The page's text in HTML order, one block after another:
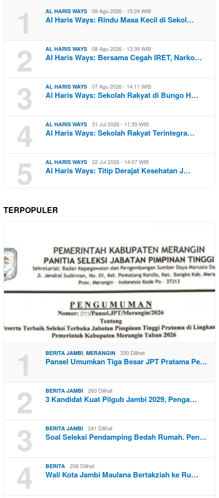
1 AL HARIS WAYS 09 Agu 2026 - 15:24 WIB
Al Haris Ways: Rindu Masa Kecil di Sekol…
2 AL HARIS WAYS 08 Agu 2026 - 13:39 WIB
Al Haris Ways: Bersama Cegah IRET, Narko…
3 AL HARIS WAYS 07 Agu 2026 - 14:11 WIB
Al Haris Ways: Sekolah Rakyat di Bungo H…
4 AL HARIS WAYS 31 Jul 2026 - 11:35 WIB
Al Haris Ways: Sekolah Rakyat Terintegra…
5 AL HARIS WAYS 22 Jul 2026 - 14:07 WIB
Al Haris Ways: Titip Derajat Kesehatan J…
TERPOPULER
1 BERITA JAMBI, MERANGIN 330 Dilihat
Pansel Umumkan Tiga Besar JPT Pratama Pe…
2 BERITA JAMBI 260 Dilihat
3 Kandidat Kuat Pilgub Jambi 2029, Penga…
3 BERITA JAMBI 241 Dilihat
Soal Seleksi Pendamping Bedah Rumah. Pen…
4 BERITA 206 Dilihat
Wali Kota Jambi Maulana Bertakziah ke Ru…